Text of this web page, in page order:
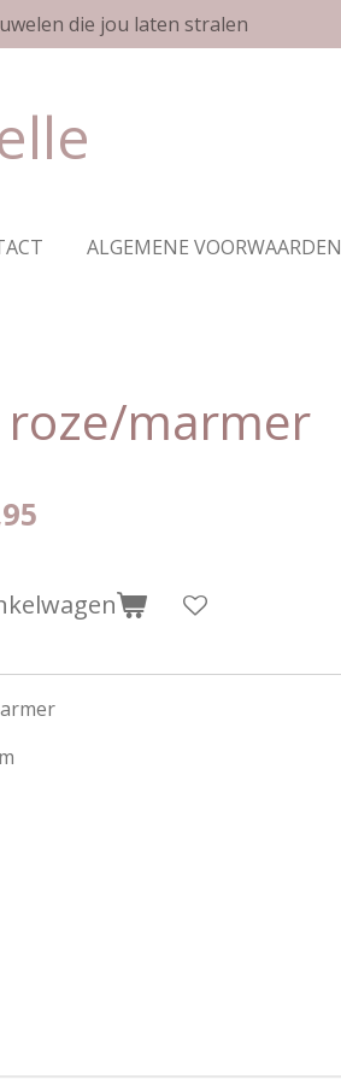
die jou laten stralen
ALGEMENE VOORWAARDEN
roze/marmer